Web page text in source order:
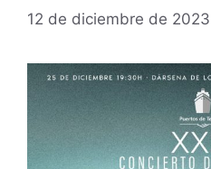
12 de diciembre de 2023